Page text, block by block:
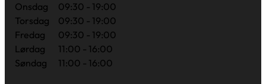
Onsdag
09:30 - 19:00
Torsdag
09:30 - 19:00
Fredag
09:30 - 19:00
Lørdag
11:00 - 16:00
Søndag
11:00 - 16:00